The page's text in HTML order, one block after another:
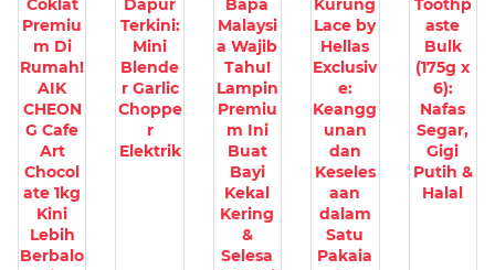
Coklat
Premiu
m Di
Rumah!
AIK
CHEON
G Cafe
Art
Chocol
ate 1kg
Kini
Lebih
Berbalo
Dapur
Terkini:
Mini
Blende
r Garlic
Choppe
r
Elektrik
Bapa
Malaysi
a Wajib
Tahu!
Lampin
Premiu
m Ini
Buat
Bayi
Kekal
Kering
&
Selesa
Kurung
Lace by
Hellas
Exclusiv
e:
Keangg
unan
dan
Keseles
aan
dalam
Satu
Pakaia
Toothp
aste
Bulk
(175g x
6):
Nafas
Segar,
Gigi
Putih &
Halal